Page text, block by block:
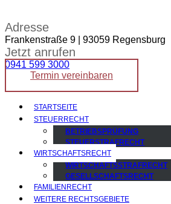
Adresse
Frankenstraße 9 | 93059 Regensburg
Jetzt anrufen
0941 599 3000
Termin vereinbaren
STARTSEITE
STEUERRECHT
BETRIEBSPRÜFUNG
STEUERSTRAFRECHT
WIRTSCHAFTSRECHT
WIRTSCHAFTSSTRAFRECHT
GESELLSCHAFTSRECHT
FAMILIENRECHT
WEITERE RECHTSGEBIETE